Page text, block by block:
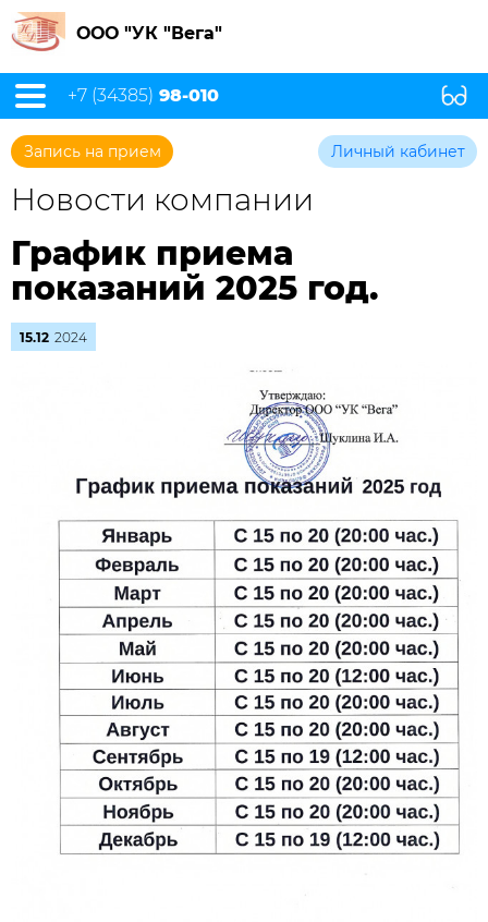
ООО "УК "Вега"
+7 (34385) 98-010
Запись на прием Личный кабинет
Новости компании
График приема
показаний 2025 год.
15.12 2024